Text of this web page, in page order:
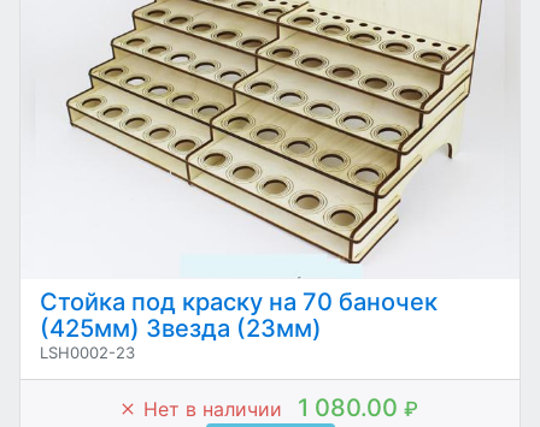
Стойка под краску на 70 баночек
(425мм) Звезда (23мм)
LSH0002-23
Нет в наличии 1 080.00 ₽